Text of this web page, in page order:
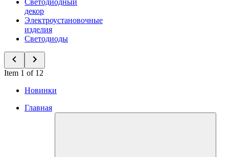
Светодиодный
декор
Электроустановочные
изделия
Светодиоды
Item 1 of 12
Новинки
Главная